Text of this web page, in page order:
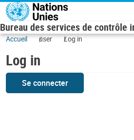
Skip to main content
Bureau des services de contrôle
Accueil user Log in
Log in
Se connecter